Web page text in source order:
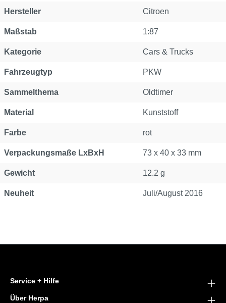
Hersteller Citroen
Maßstab 1:87
Kategorie Cars & Trucks
Fahrzeugtyp PKW
Sammelthema Oldtimer
Material Kunststoff
Farbe rot
Verpackungsmaße LxBxH 73 x 40 x 33 mm
Gewicht 12.2 g
Neuheit Juli/August 2016
Service + Hilfe
Über Herpa